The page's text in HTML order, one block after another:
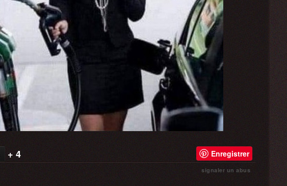
+ 4 Enregistrer
signaler un abus